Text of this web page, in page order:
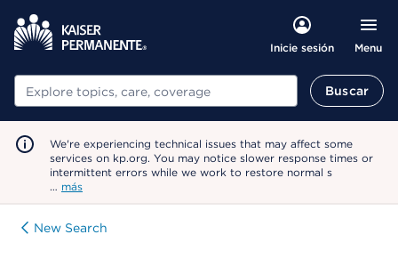
Inicie sesión Menu
Buscar Buscar
We're experiencing technical issues that may affect some
services on kp.org. You may notice slower response times or
intermittent errors while we work to restore normal s
… más
New Search